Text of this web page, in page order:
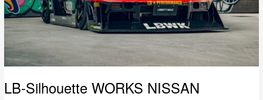
LB-Silhouette WORKS NISSAN